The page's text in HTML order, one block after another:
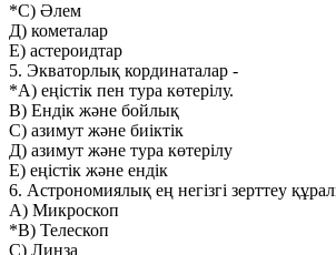
*С) Әлем
Д) кометалар
Е) астероидтар
5. Экваторлық кординаталар -
*А) еңістік пен тура көтерілу.
В) Ендік және бойлық
С) азимут және биіктік
Д) азимут және тура көтерілу
Е) еңістік және ендік
6. Астрономиялық ең негізгі зерттеу
А) Микроскоп
*В) Телескоп
С) Линза